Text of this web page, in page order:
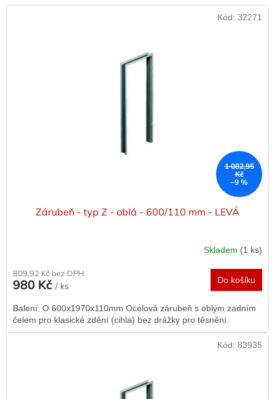
V
1 082,95
Kč
–9 %
Zárubeň - typ Z - oblá - 600/110 mm - LEVÁ
Skladem (1 ks)
809,92 Kč bez DPH
980 Kč / ks
Do košíku
Balení: O 600x1970x110mm Ocelová zárubeň s oblým zadním
čelem pro klasické zdění (cihla) bez drážky pro těsnění.
Kód: 32271
Kód: 83935